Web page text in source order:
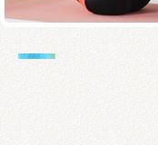
リアライン（骨盤矯正
腰の痛み